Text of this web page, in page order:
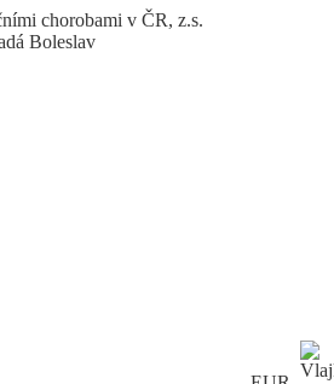
chorobami v ČR, z.s.
Boleslav